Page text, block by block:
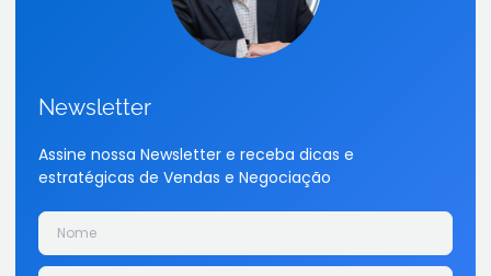
Newsletter
Assine nossa Newsletter e receba dicas e
estratégicas de Vendas e Negociação